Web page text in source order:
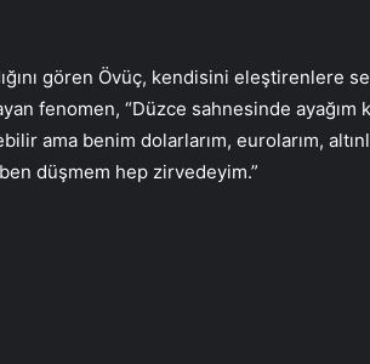
gören Övüç, kendisini eleştirenlere
fenomen, “Düzce sahnesinde ayağım
ama benim dolarlarım, eurolarım,
düşmem hep zirvedeyim.”